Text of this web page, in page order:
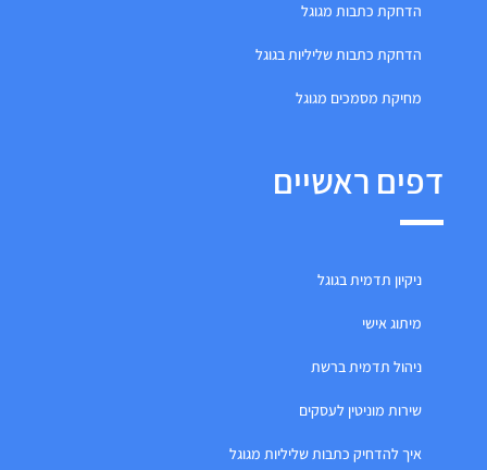
הדחקת כתבות מגוגל
הדחקת כתבות שליליות בגוגל
מחיקת מסמכים מגוגל
דפים ראשיים
ניקיון תדמית בגוגל
מיתוג אישי
ניהול תדמית ברשת
שירות מוניטין לעסקים
איך להדחיק כתבות שליליות מגוגל